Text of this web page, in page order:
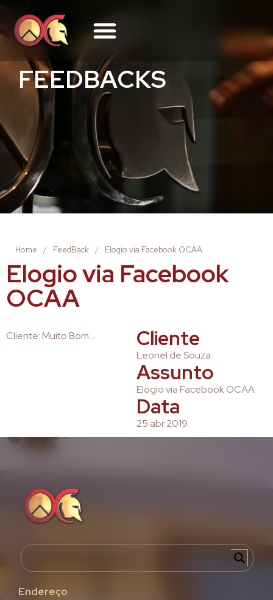
FEEDBACKS
Home / FeedBack / Elogio via Facebook OCAA
Elogio via Facebook
OCAA
Cliente: Muito Bom… Cliente
Leonel de Souza
Assunto
Elogio via Facebook OCAA
Data
25 abr 2019
Endereço